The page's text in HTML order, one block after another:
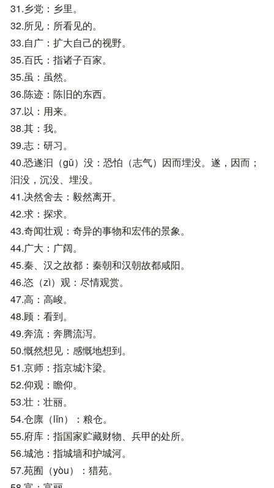
31.乡党：乡里。
32.所见：所看见的。
33.自广：扩大自己的视野。
35.百氏：指诸子百家。
35.虽：虽然。
36.陈迹：陈旧的东西。
37.以：用来。
38.其：我。
39.志：研习。
40.恐遂汩（gǔ）没：恐怕（志气）因而埋没。遂，因而；
汩没，沉没、埋没。
41.决然舍去：毅然离开。
42.求：探求。
43.奇闻壮观：奇异的事物和宏伟的景象。
44.广大：广阔。
45.秦、汉之故都：秦朝和汉朝故都咸阳。
46.恣（zì）观：尽情观赏。
47.高：高峻。
48.顾：看到。
49.奔流：奔腾流泻。
50.慨然想见：感慨地想到。
51.京师：指京城汴梁。
52.仰观：瞻仰。
53.壮：壮丽。
54.仓廪（lǐn）：粮仓。
55.府库：指国家贮藏财物、兵甲的处所。
56.城池：指城墙和护城河。
57.苑囿（yòu）：猎苑。